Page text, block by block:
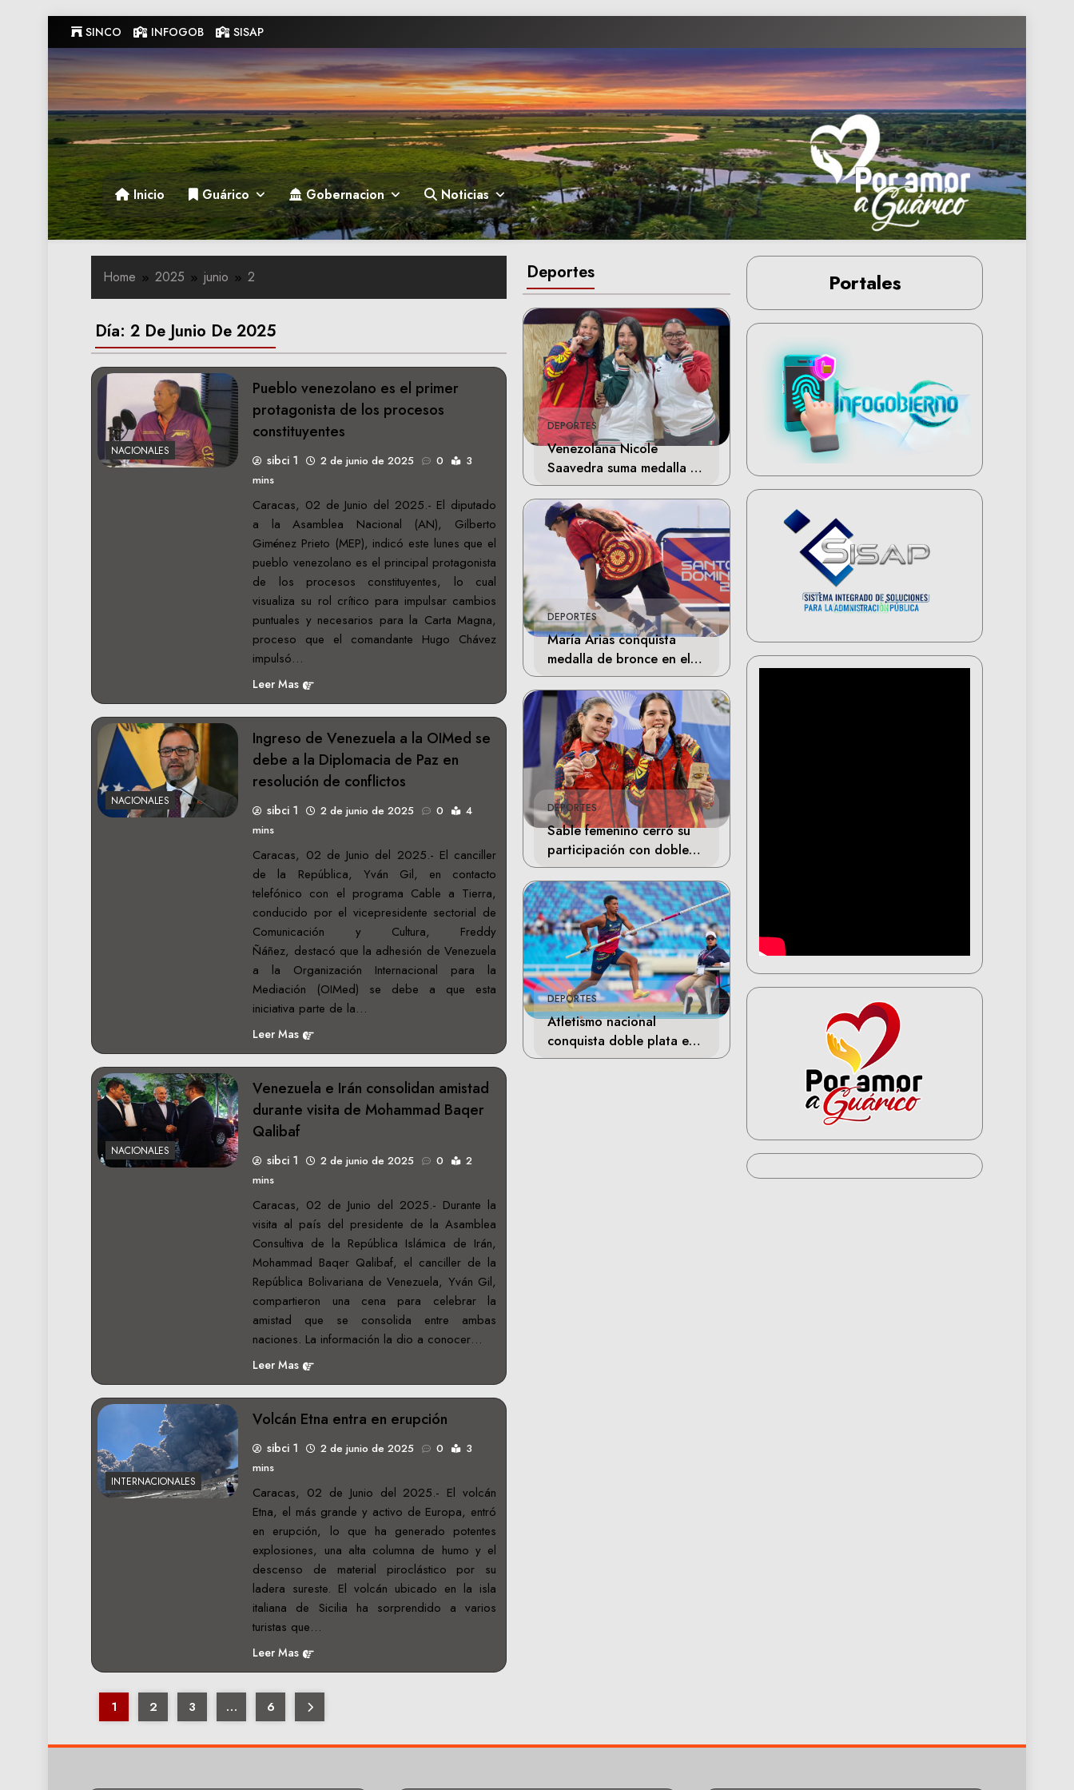
to
content
SINCO INFOGOB SISAP
Gobernacion de Guarico
Gobernacion de Guarico
Inicio Guárico Gobernacion Noticias
Deportes
DEPORTES
Venezolana Nicole
Saavedra suma medalla de
plata en la final de Tiro
Deportivo
DEPORTES
María Arias conquista
medalla de bronce en el
skateboarding de los
Juegos Centroamericanos
DEPORTES
Sable femenino cerró su
participación con doble
bronce en Santo Domingo
DEPORTES
Atletismo nacional
conquista doble plata en
Santo Domingo
Home 2025 junio 2
Día: 2 De Junio De 2025
NACIONALES
Pueblo venezolano es el primer
protagonista de los procesos
constituyentes
sibci 1 2 de junio de 2025 0
3
mins
Caracas, 02 de Junio del 2025.- El diputado
a la Asamblea Nacional (AN), Gilberto
Giménez Prieto (MEP), indicó este lunes que el
pueblo venezolano es el principal protagonista
de los procesos constituyentes, lo cual
visualiza su rol crítico para impulsar cambios
puntuales y necesarios para la Carta Magna,
proceso que el comandante Hugo Chávez
impulsó…
Leer Mas
NACIONALES
Ingreso de Venezuela a la OIMed se
debe a la Diplomacia de Paz en
resolución de conflictos
sibci 1 2 de junio de 2025 0
4
mins
Caracas, 02 de Junio del 2025.- El canciller
de la República, Yván Gil, en contacto
telefónico con el programa Cable a Tierra,
conducido por el vicepresidente sectorial de
Comunicación y Cultura, Freddy
Ñáñez, destacó que la adhesión de Venezuela
a la Organización Internacional para la
Mediación (OIMed) se debe a que esta
iniciativa parte de la…
Leer Mas
NACIONALES
Venezuela e Irán consolidan amistad
durante visita de Mohammad Baqer
Qalibaf
sibci 1 2 de junio de 2025 0
2
mins
Caracas, 02 de Junio del 2025.- Durante la
visita al país del presidente de la Asamblea
Consultiva de la República Islámica de Irán,
Mohammad Baqer Qalibaf, el canciller de la
República Bolivariana de Venezuela, Yván Gil,
compartieron una cena para celebrar la
amistad que se consolida entre ambas
naciones. La información la dio a conocer…
Leer Mas
INTERNACIONALES
Volcán Etna entra en erupción
sibci 1 2 de junio de 2025 0
3
mins
Caracas, 02 de Junio del 2025.- El volcán
Etna, el más grande y activo de Europa, entró
en erupción, lo que ha generado potentes
explosiones, una alta columna de humo y el
descenso de material piroclástico por su
ladera sureste. El volcán ubicado en la isla
italiana de Sicilia ha sorprendido a varios
turistas que…
Leer Mas
1 2 3 … 6
Portales